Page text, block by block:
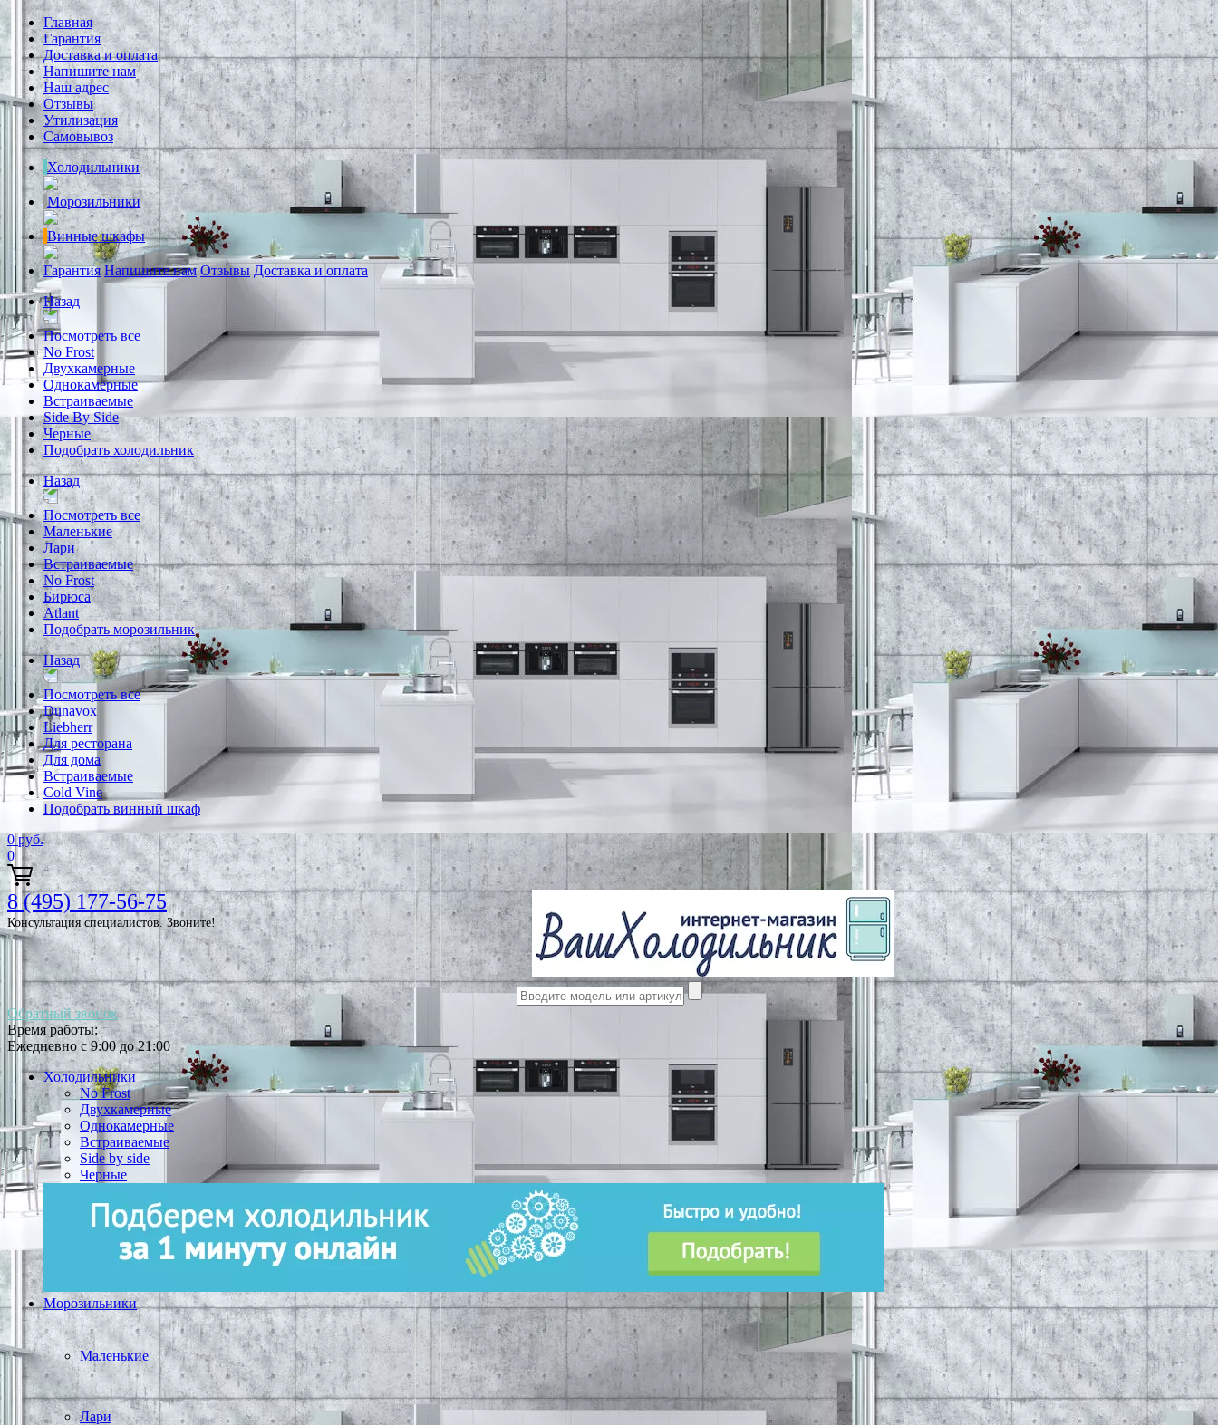
Главная
Гарантия
Доставка и оплата
Напишите нам
Наш адрес
Отзывы
Утилизация
Самовывоз
Холодильники
Морозильники
Винные шкафы
Гарантия Напишите нам Отзывы Доставка и оплата
Назад
Посмотреть все
No Frost
Двухкамерные
Однокамерные
Встраиваемые
Side By Side
Черные
Подобрать холодильник
Назад
Посмотреть все
Маленькие
Лари
Встраиваемые
No Frost
Бирюса
Atlant
Подобрать морозильник
Назад
Посмотреть все
Dunavox
Liebherr
Для ресторана
Для дома
Встраиваемые
Cold Vine
Подобрать винный шкаф
0 руб.
0
8 (495) 177-56-75
Консультация специалистов. Звоните!
Обратный звонок
Время работы:
Ежедневно с 9:00 до 21:00
Холодильники
No Frost
Двухкамерные
Однокамерные
Встраиваемые
Side by side
Черные
Морозильники
Маленькие
Лари